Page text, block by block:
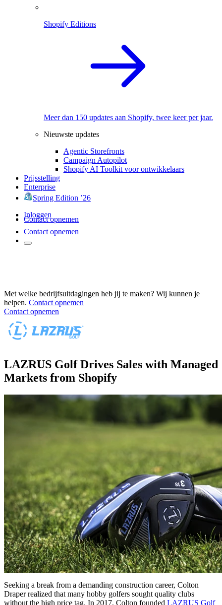
Shopify Editions
Meer dan 150 updates aan Shopify, twee keer per jaar.
Nieuwste updates
Agentic Storefronts
Campaign Autopilot
Shopify AI Toolkit voor ontwikkelaars
Prijsstelling
Enterprise
Spring Edition ’26
Inloggen
Contact opnemen
Contact opnemen
Met welke bedrijfsuitdagingen heb jij te maken? Wij kunnen je
helpen. Contact opnemen
Contact opnemen
LAZRUS Golf Drives Sales with Managed
Markets from Shopify
Seeking a break from a demanding construction career, Colton
Draper realized that many hobby golfers sought quality clubs
without the high price tag. In 2017, Colton founded LAZRUS Golf